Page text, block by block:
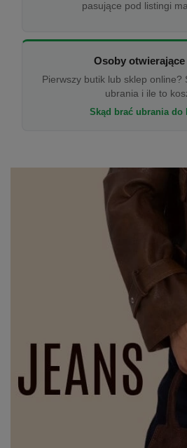
pasujące pod listingi
Osoby
Pierwszy butik lub sklep online?
ubrania i ile to
Skąd brać ubrania